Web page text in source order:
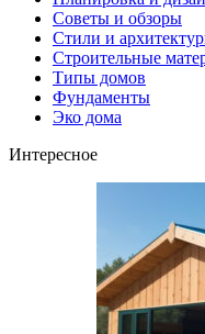
Советы и обзоры
Стили и
Строительные
Типы домов
Фундаменты
Эко дома
Интересное